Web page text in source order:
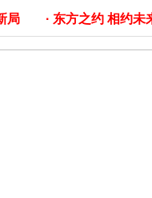
局 · 东方之约 相约未